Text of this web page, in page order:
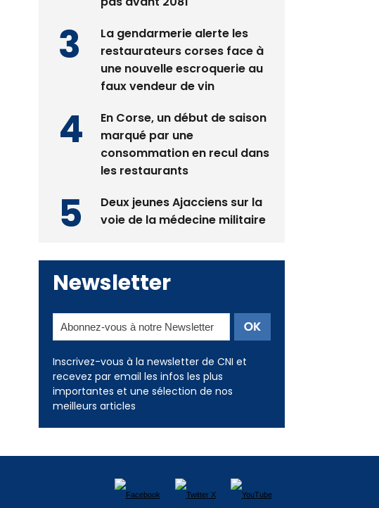
La gendarmerie alerte les
restaurateurs corses face à
une nouvelle escroquerie au
faux vendeur de vin
En Corse, un début de saison
marqué par une
consommation en recul dans
les restaurants
Deux jeunes Ajacciens sur la
voie de la médecine militaire
Newsletter
Inscrivez-vous à la newsletter de CNI et
recevez par email les infos les plus
importantes et une sélection de nos
meilleurs articles